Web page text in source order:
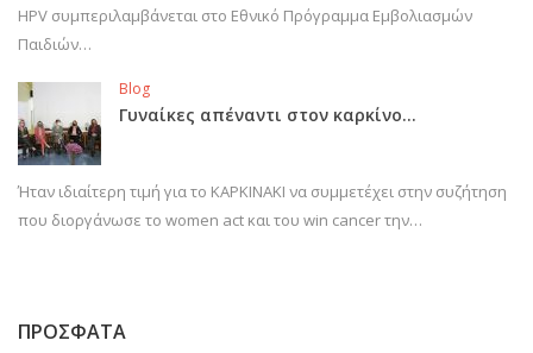
HPV συμπεριλαμβάνεται στο Εθνικό Πρόγραμμα Εμβολιασμών
Παιδιών…
Blog
Γυναίκες απέναντι στον καρκίνο…
Ήταν ιδιαίτερη τιμή για το ΚΑΡΚΙΝΑΚΙ να συμμετέχει στην συζήτηση
που διοργάνωσε το women act και του win cancer την…
ΠΡΟΣΦΑΤΑ